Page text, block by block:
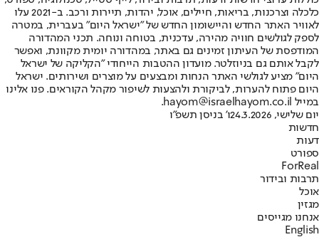
כלכלה וצרכנות, בריאות, חיילים, אוכל, יהדות, תיירות ורכב. ב-2021 עלו
לאוויר האתר החדש והיישומון החדש של "ישראל היום" בעברית, במטרה
לספק לגולשים חוויה מהירה, עדכנית, בטוחה ונוחה. תכני המהדורה
המודפסת של העיתון זמינים גם באתר, במהדורה יומית מקוונת, ואפשר
לקבל אותם גם בניוזלטר. מועדון ההטבות הייחודי "הקליקה של ישראל
היום" מציע לגולשי האתר הנחות ומבצעים על מוצרים ושירותים. ישראל
היום פתוח להערות, לביקורת ולהצעות לשיפור מקהל הקוראים. פנו אלינו
במייל hayom@israelhayom.co.il.
יום שלישי, 24.3.2026
ו' בניסן תשפ"ו
חדשות
דעות
ספורט
ForReal
תרבות ובידור
אוכל
מגזין
אנחנו מגייסים
English